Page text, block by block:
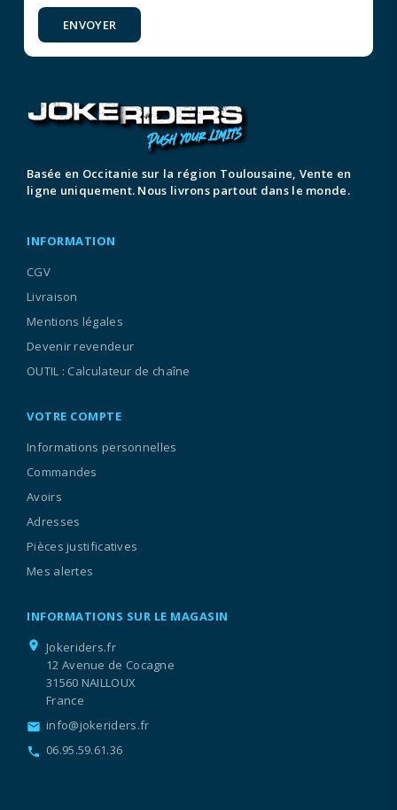
ENVOYER
Basée en Occitanie sur la région Toulousaine, Vente en
ligne uniquement. Nous livrons partout dans le monde.
INFORMATION
CGV
Livraison
Mentions légales
Devenir revendeur
OUTIL : Calculateur de chaîne
VOTRE COMPTE
Informations personnelles
Commandes
Avoirs
Adresses
Pièces justificatives
Mes alertes
INFORMATIONS SUR LE MAGASIN
location_on
Jokeriders.fr
12 Avenue de Cocagne
31560 NAILLOUX
France
email info@jokeriders.fr
call 06.95.59.61.36